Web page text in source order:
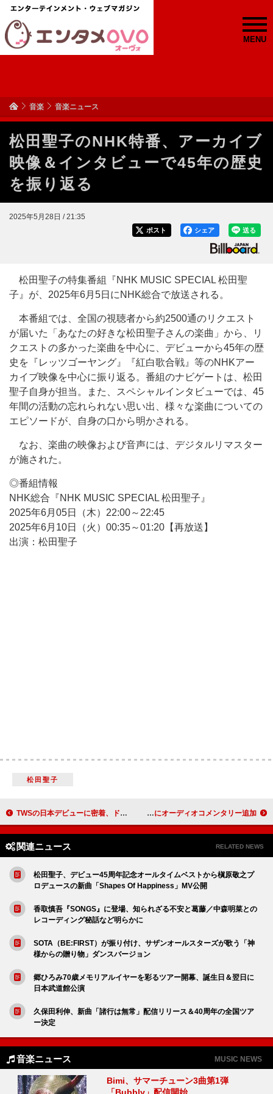
MENU
音楽 音楽ニュース
松田聖子のNHK特番、アーカイブ
映像＆インタビューで45年の歴史
を振り返る
2025年5月28日 / 21:35
送る
シェア
ポスト
松田聖子の特集番組『NHK MUSIC SPECIAL 松田聖
子』が、2025年6月5日にNHK総合で放送される。
本番組では、全国の視聴者から約2500通のリクエスト
が届いた「あなたの好きな松田聖子さんの楽曲」から、リ
クエストの多かった楽曲を中心に、デビューから45年の歴
史を『レッツゴーヤング』『紅白歌合戦』等のNHKアー
カイブ映像を中心に振り返る。番組のナビゲートは、松田
聖子自身が担当。また、スペシャルインタビューでは、45
年間の活動の忘れられない思い出、様々な楽曲についての
エピソードが、自身の口から明かされる。
なお、楽曲の映像および音声には、デジタルリマスター
が施された。
◎番組情報
NHK総合『NHK MUSIC SPECIAL 松田聖子』
2025年6月05日（木）22:00～22:45
2025年6月10日（火）00:35～01:20【再放送】
出演：松田聖子
松田聖子
TWSの日本デビューに密着、ドキュメンタリー映像のエピソード1公開 ano、6作品のMVにオーディオコメンタリー追加
関連ニュース RELATED NEWS
松田聖子、デビュー45周年記念オールタイムベストから槇原敬之プ
ロデュースの新曲「Shapes Of Happiness」MV公開
香取慎吾『SONGS』に登場、知られざる不安と葛藤／中森明菜との
レコーディング秘話など明らかに
SOTA（BE:FIRST）が振り付け、サザンオールスターズが歌う「神
様からの贈り物」ダンスバージョン
郷ひろみ70歳メモリアルイヤーを彩るツアー開幕、誕生日＆翌日に
日本武道館公演
久保田利伸、新曲「諸行は無常」配信リリース＆40周年の全国ツア
ー決定
音楽ニュース MUSIC NEWS
Bimi、サマーチューン3曲第1弾